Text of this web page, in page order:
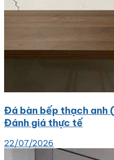
Đá bàn bếp thạch
Đánh giá thực tế
22/07/2026